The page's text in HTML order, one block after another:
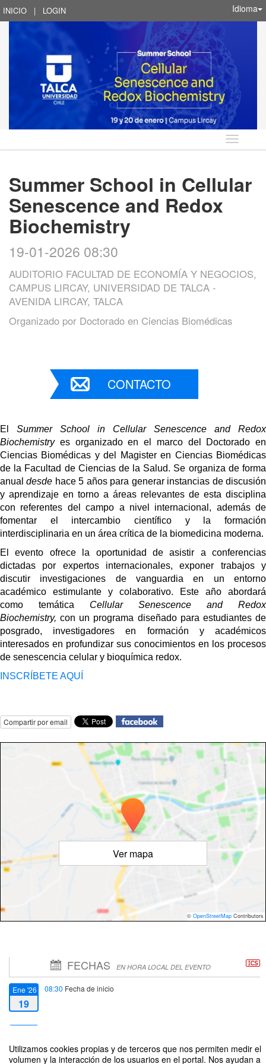
Utilizamos cookies propias y de terceros que nos permiten medir el
volumen y la interacción de los usuarios en el portal. Nos ayudan a
INICIO | LOGIN Idioma
Idioma
Summer School in Cellular
Senescence and Redox
Biochemistry
19-01-2026 08:30
AUDITORIO FACULTAD DE ECONOMÍA Y NEGOCIOS,
CAMPUS LIRCAY, UNIVERSIDAD DE TALCA -
AVENIDA LIRCAY, TALCA
Organizado por Doctorado en Ciencias Biomédicas
CONTACTO
El Summer School in Cellular Senescence and Redox
Biochemistryes organizado en el marco del Doctorado en
Ciencias Biomédicas y del Magister en Ciencias Biomédicas
de la Facultad de Ciencias de la Salud. Se organiza de forma
anualdesde hace 5 años para generar instancias de discusión
y aprendizaje en torno a áreas relevantes de esta disciplina
con referentes del campo a nivel internacional, además de
fomentar el intercambio científico y la formación
interdisciplinaria en un área crítica de la biomedicina moderna.
El evento ofrece la oportunidad de asistir a conferencias
dictadas por expertos internacionales, exponer trabajos y
discutir investigaciones de vanguardia en un entorno
académico estimulante y colaborativo. Este año abordará
como temática Cellular Senescence and Redox
Biochemistry, con un programa diseñado para estudiantes de
posgrado, investigadores en formación y académicos
interesados en profundizar sus conocimientos en los procesos
de senescencia celular y bioquímica redox.
INSCRÍBETE AQUÍ
Compartir por email
Ver mapa
© OpenStreetMap Contributors
FECHAS EN HORA LOCAL DEL EVENTO
Ene '26
19
08:30 Fecha de inicio
20